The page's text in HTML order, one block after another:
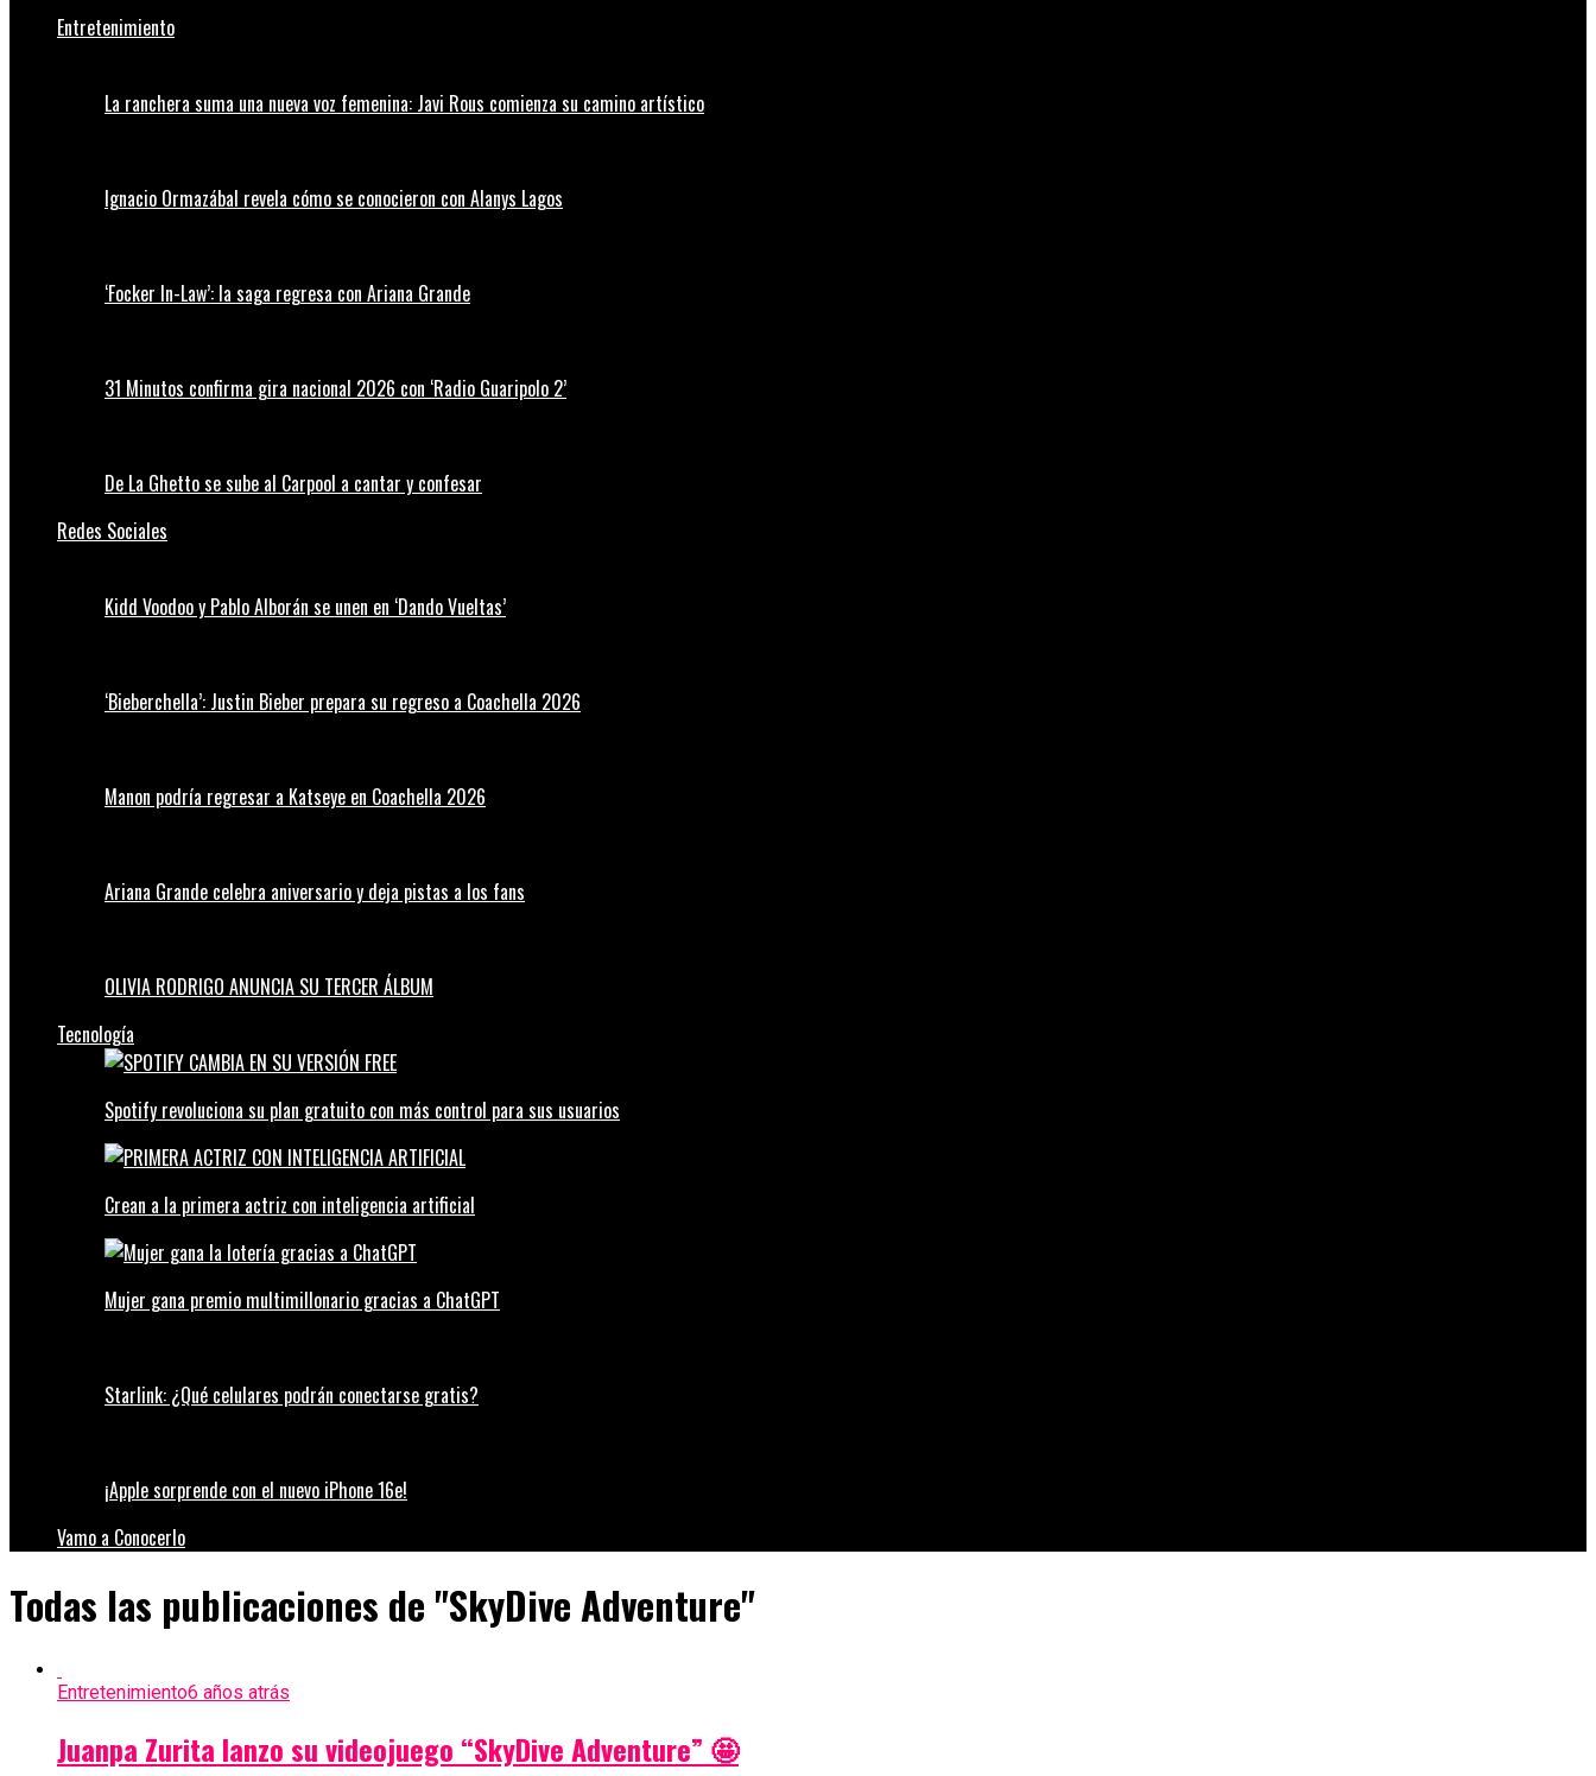
Entretenimiento
La ranchera suma una nueva voz femenina: Javi Rous comienza su camino artístico
Ignacio Ormazábal revela cómo se conocieron con Alanys Lagos
‘Focker In-Law’: la saga regresa con Ariana Grande
31 Minutos confirma gira nacional 2026 con ‘Radio Guaripolo 2’
De La Ghetto se sube al Carpool a cantar y confesar
Redes Sociales
Kidd Voodoo y Pablo Alborán se unen en ‘Dando Vueltas’
‘Bieberchella’: Justin Bieber prepara su regreso a Coachella 2026
Manon podría regresar a Katseye en Coachella 2026
Ariana Grande celebra aniversario y deja pistas a los fans
OLIVIA RODRIGO ANUNCIA SU TERCER ÁLBUM
Tecnología
Spotify revoluciona su plan gratuito con más control para sus usuarios
Crean a la primera actriz con inteligencia artificial
Mujer gana premio multimillonario gracias a ChatGPT
Starlink: ¿Qué celulares podrán conectarse gratis?
¡Apple sorprende con el nuevo iPhone 16e!
Vamo a Conocerlo
Todas las publicaciones de "SkyDive Adventure"
Entretenimiento6 años atrás
Juanpa Zurita lanzo su videojuego “SkyDive Adventure” 🤩